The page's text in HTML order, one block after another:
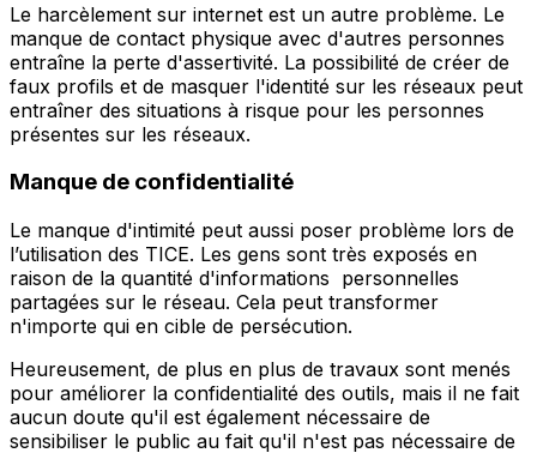
Le harcèlement sur internet est un autre problème. Le
manque de contact physique avec d'autres personnes
entraîne la perte d'assertivité. La possibilité de créer de
faux profils et de masquer l'identité sur les réseaux peut
entraîner des situations à risque pour les personnes
présentes sur les réseaux.
Manque de confidentialité
Le manque d'intimité peut aussi poser problème lors de
l’utilisation des TICE. Les gens sont très exposés en
raison de la quantité d'informations personnelles
partagées sur le réseau. Cela peut transformer
n'importe qui en cible de persécution.
Heureusement, de plus en plus de travaux sont menés
pour améliorer la confidentialité des outils, mais il ne fait
aucun doute qu'il est également nécessaire de
sensibiliser le public au fait qu'il n'est pas nécessaire de